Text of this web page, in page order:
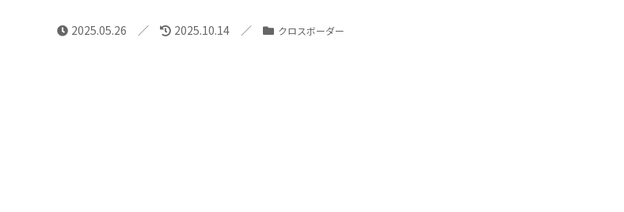
2025.05.26 2025.10.14 クロスボーダー